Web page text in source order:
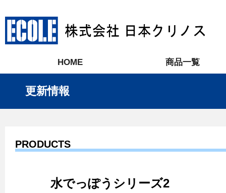
HOME 商品一覧
更新情報
PRODUCTS
水でっぽうシリーズ2